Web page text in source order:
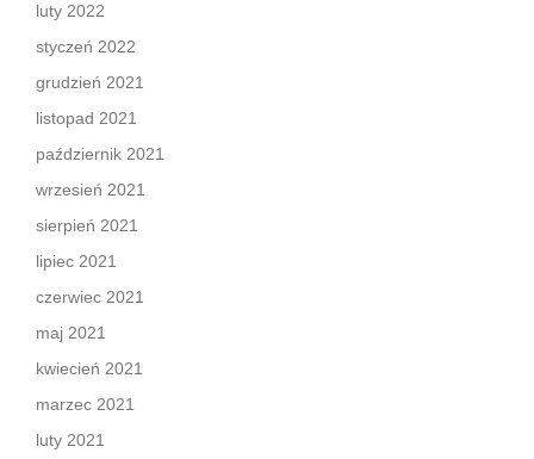
luty 2022
styczeń 2022
grudzień 2021
listopad 2021
październik 2021
wrzesień 2021
sierpień 2021
lipiec 2021
czerwiec 2021
maj 2021
kwiecień 2021
marzec 2021
luty 2021